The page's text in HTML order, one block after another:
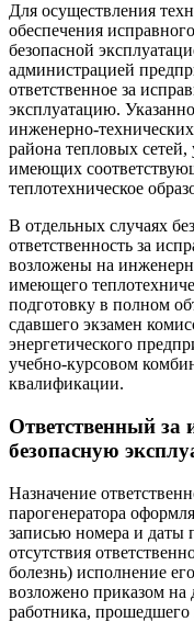
Для осуществления
обеспечения
безопасной
администрацией
ответственное за
эксплуатацию.
инженерно-
района тепловых сетей,
имеющих
теплотехническое
В отдельных случаях
ответственность за
возложены на
имеющего
подготовку в полном
сдавшего экзамен
энергетического
учебно-курсовом
квалификации.
Ответственный за
безопасную
Назначение
парогенератора
записью номера и даты
отсутствия
болезнь) исполнение
возложено приказом на
работника,